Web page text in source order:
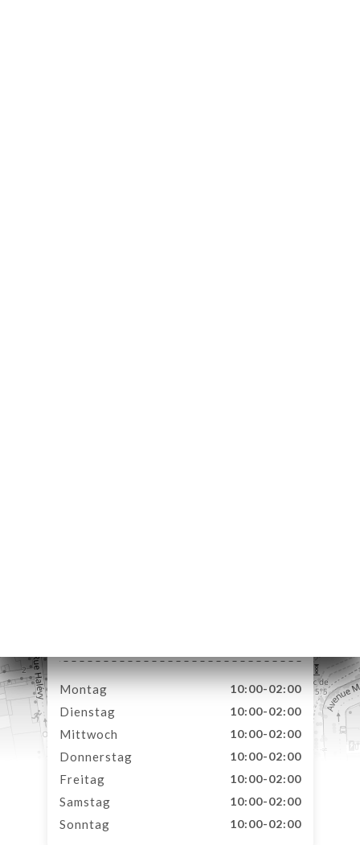
Montag 10:00-02:00
Dienstag 10:00-02:00
Mittwoch 10:00-02:00
Donnerstag 10:00-02:00
Freitag 10:00-02:00
Samstag 10:00-02:00
Sonntag 10:00-02:00